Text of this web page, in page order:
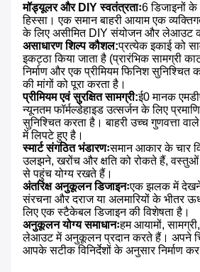
मॉड्यूलर और DIY स्वतंत्रताः6 डिजाइनों
हिस्सा। एक समान बाहरी आयाम एक
के लिए असीमित DIY संयोजन और लेआउट
असाधारण शिल्प कौशल:प्रत्येक इकाई को
इकट्ठा किया जाता है (प्रारंभिक सामग्री
निर्माण और एक प्रीमियम फिनिश सुनिश्चित
की मांगों को पूरा करता है।
प्रीमियम एवं सुरक्षित सामग्री:ई0 मानक
न्यूनतम फॉर्मल्डेहाइड उत्सर्जन के लिए
सुनिश्चित करता है। बाहरी उच्च गुणवत्ता
में लिपटे हुए है।
स्मार्ट संगठित भंडारणःसमान आकार के चार
उलझने, खरोंच और क्षति को रोकते हैं, वस्तुओं
से पहुंच योग्य रखते हैं।
अंतरिक्ष अनुकूलन डिजाइनःएक झलक में देखने
संरचना और दराज या अलमारियों के भीतर
लिए एक स्टैकेबल डिजाइन की विशेषता है।
अनुकूलन योग्य समाधानःहम आयामों,
लेआउट में अनुकूलन प्रदान करते हैं। अपने
आपके सटीक विनिर्देशों के अनुसार निर्माण